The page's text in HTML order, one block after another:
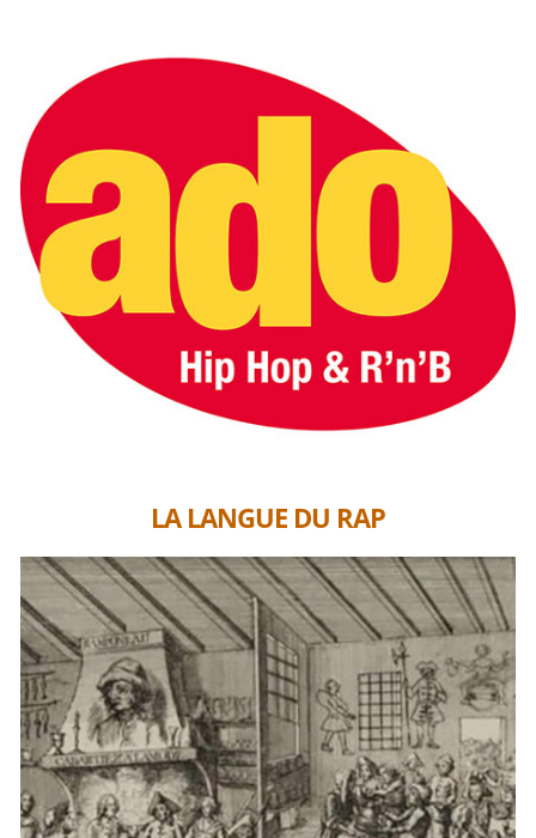
LA LANGUE DU RAP